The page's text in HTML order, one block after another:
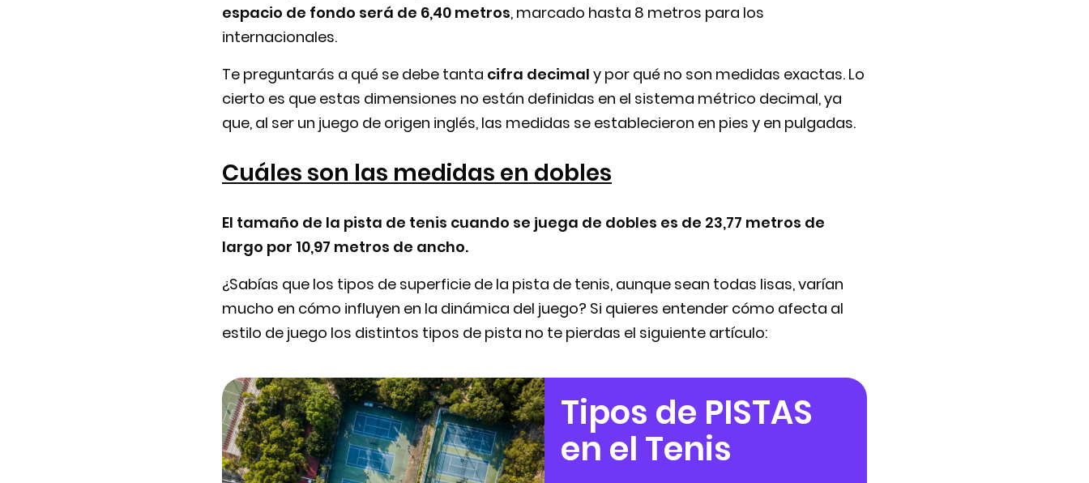
espacio de fondo será de 6,40 metros, marcado hasta 8 metros para los
internacionales.
Te preguntarás a qué se debe tanta cifra decimal y por qué no son medidas exactas. Lo
cierto es que estas dimensiones no están definidas en el sistema métrico decimal, ya
que, al ser un juego de origen inglés, las medidas se establecieron en pies y en pulgadas.
Cuáles son las medidas en dobles
El tamaño de la pista de tenis cuando se juega de dobles es de 23,77 metros de
largo por 10,97 metros de ancho.
¿Sabías que los tipos de superficie de la pista de tenis, aunque sean todas lisas, varían
mucho en cómo influyen en la dinámica del juego? Si quieres entender cómo afecta al
estilo de juego los distintos tipos de pista no te pierdas el siguiente artículo:
Tipos de PISTAS
en el Tenis